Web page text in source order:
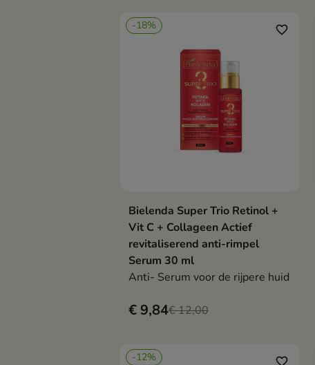
-18%
In winkelwagen
favorite_border
Bielenda Super Trio Retinol +
Vit C + Collageen Actief
revitaliserend anti-rimpel
Serum 30 ml
Anti- Serum voor de rijpere huid
€ 9,84€ 12,00
-12% favorite_border